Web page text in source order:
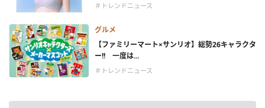
＃トレンドニュース
グルメ
【ファミリーマート×サンリオ】総勢26キャラクタ
ー!! 一度は...
＃トレンドニュース